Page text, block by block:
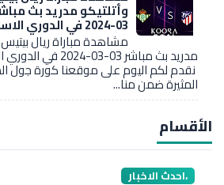
03-2024 في الدوري الاسباني
مشاهدة مباراة ريال بيتيس
مدريد بث مباشر 03-03-
نقدم لكم اليوم على موقعنا كورة جول
المثيرة ضمن منا...
الأقسام
،احدث الاخبار